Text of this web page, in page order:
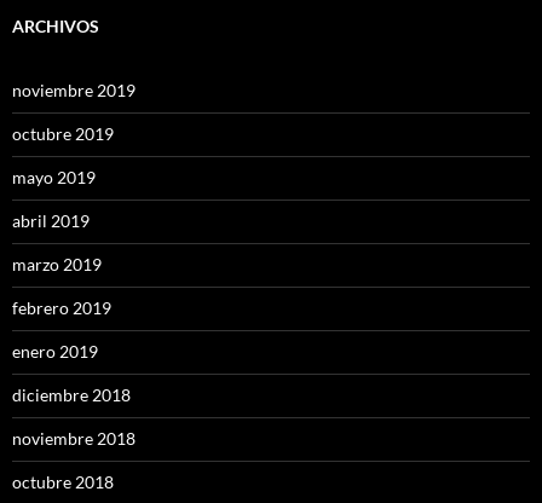
ARCHIVOS
noviembre 2019
octubre 2019
mayo 2019
abril 2019
marzo 2019
febrero 2019
enero 2019
diciembre 2018
noviembre 2018
octubre 2018